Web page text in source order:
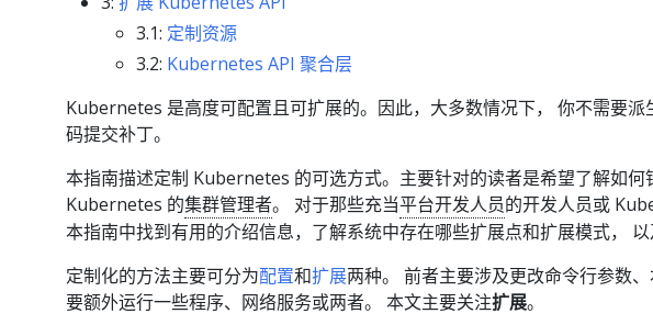
3.1: 定制资源
3.2: Kubernetes API 聚合层
Kubernetes 是高度可配置且可扩展的。因此，大多数情况下， 你不需要
码提交补丁。
本指南描述定制 Kubernetes 的可选方式。主要针对的读者是希望了解如
Kubernetes 的集群管理者。 对于那些充当平台开发人员的开发人员或
本指南中找到有用的介绍信息，了解系统中存在哪些扩展点和扩展模式，
定制化的方法主要可分为配置和扩展两种。 前者主要涉及更改命令行参数
要额外运行一些程序、网络服务或两者。 本文主要关注扩展。